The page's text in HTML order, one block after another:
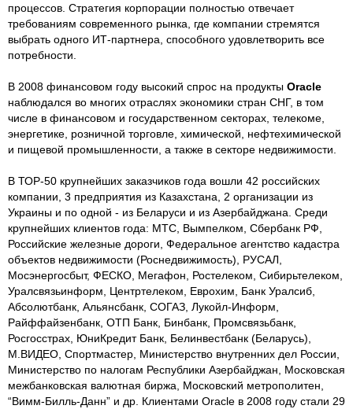
процессов. Стратегия корпорации полностью отвечает
требованиям современного рынка, где компании стремятся
выбрать одного ИТ-партнера, способного удовлетворить все
потребности.
В 2008 финансовом году высокий спрос на продукты Oracle
наблюдался во многих отраслях экономики стран СНГ, в том
числе в финансовом и государственном секторах, телекоме,
энергетике, розничной торговле, химической, нефтехимической
и пищевой промышленности, а также в секторе недвижимости.
В ТОР-50 крупнейших заказчиков года вошли 42 российских
компании, 3 предприятия из Казахстана, 2 организации из
Украины и по одной - из Беларуси и из Азербайджана. Среди
крупнейших клиентов года: МТС, Вымпелком, Сбербанк РФ,
Российские железные дороги, Федеральное агентство кадастра
объектов недвижимости (Роснедвижимость), РУСАЛ,
Мосэнергосбыт, ФЕСКО, Мегафон, Ростелеком, Сибирьтелеком,
Уралсвязьинформ, Центртелеком, Еврохим, Банк Уралсиб,
Абсолютбанк, Альянсбанк, СОГАЗ, Лукойл-Информ,
Райффайзенбанк, ОТП Банк, Бинбанк, Промсвязьбанк,
Росгосстрах, ЮниКредит Банк, Белинвестбанк (Беларусь),
М.ВИДЕО, Спортмастер, Министерство внутренних дел России,
Министерство по налогам Республики Азербайджан, Московская
межбанковская валютная биржа, Московский метрополитен,
“Вимм-Билль-Данн” и др. Клиентами Oracle в 2008 году стали 29